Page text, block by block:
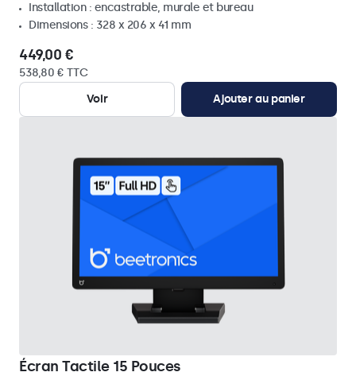
Installation : encastrable, murale et bureau
Dimensions : 328 x 206 x 41 mm
449,00 €
538,80 € TTC
Voir
Ajouter au panier
Écran Tactile 15 Pouces